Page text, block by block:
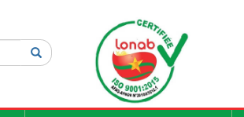
Rechercher